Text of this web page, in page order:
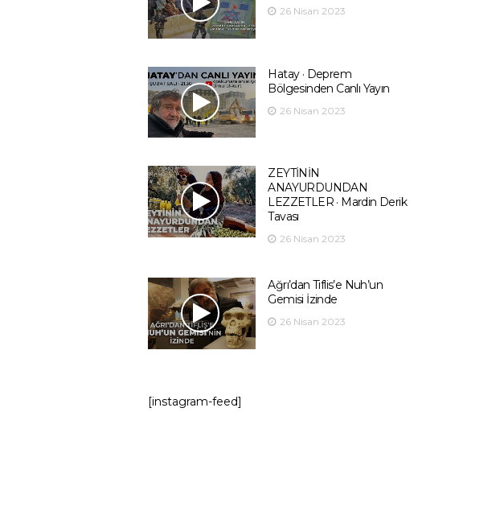
26 Nisan 2023
Hatay · Deprem
Bölgesinden Canlı Yayın
26 Nisan 2023
ZEYTİNİN
ANAYURDUNDAN
LEZZETLER · Mardin Derik
Tavası
26 Nisan 2023
Ağrı’dan Tiflis’e Nuh’un
Gemisi İzinde
26 Nisan 2023
[instagram-feed]